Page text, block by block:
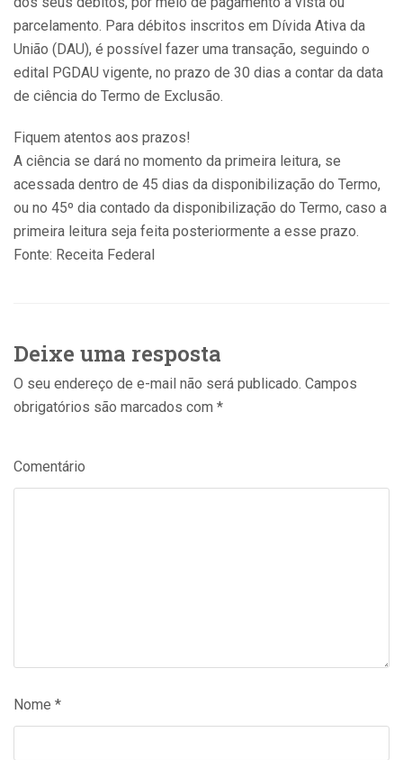
parcelamento. Para débitos inscritos em Dívida Ativa da
União (DAU), é possível fazer uma transação, seguindo o
edital PGDAU vigente, no prazo de 30 dias a contar da data
de ciência do Termo de Exclusão.
Fiquem atentos aos prazos!
A ciência se dará no momento da primeira leitura, se
acessada dentro de 45 dias da disponibilização do Termo,
ou no 45º dia contado da disponibilização do Termo, caso a
primeira leitura seja feita posteriormente a esse prazo.
Fonte: Receita Federal
Deixe uma resposta
O seu endereço de e-mail não será publicado. Campos
obrigatórios são marcados com *
Comentário
Nome *